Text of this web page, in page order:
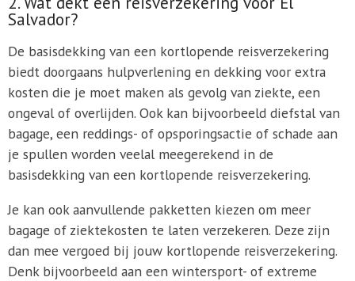
Salvador?
De basisdekking van een kortlopende reisverzekering
biedt doorgaans hulpverlening en dekking voor extra
kosten die je moet maken als gevolg van ziekte, een
ongeval of overlijden. Ook kan bijvoorbeeld diefstal van
bagage, een reddings- of opsporingsactie of schade aan
je spullen worden veelal meegerekend in de
basisdekking van een kortlopende reisverzekering.
Je kan ook aanvullende pakketten kiezen om meer
bagage of ziektekosten te laten verzekeren. Deze zijn
dan mee vergoed bij jouw kortlopende reisverzekering.
Denk bijvoorbeeld aan een wintersport- of extreme